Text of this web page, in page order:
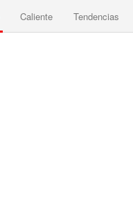
Caliente Tendencias